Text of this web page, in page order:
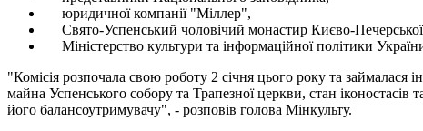
юридичної компанії "Міллер",
Свято-Успенський чоловічий монастир Києво-Печерської
Міністерство культури та інформаційної політики
"Комісія розпочала свою роботу 2 січня цього року та займалася
майна Успенського собору та Трапезної церкви, стан
його балансоутримувачу", - розповів голова Мінкульту.